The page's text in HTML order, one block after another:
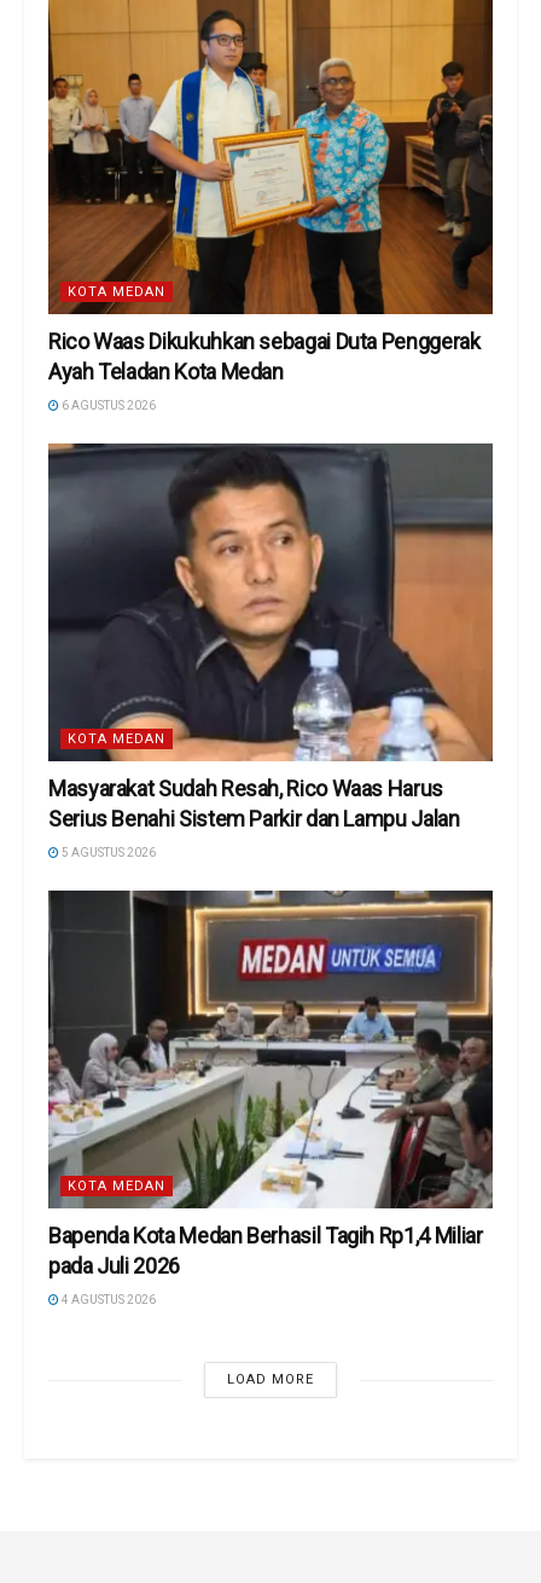
KOTA MEDAN
Rico Waas Dikukuhkan sebagai Duta Penggerak
Ayah Teladan Kota Medan
6 AGUSTUS 2026
KOTA MEDAN
Masyarakat Sudah Resah, Rico Waas Harus
Serius Benahi Sistem Parkir dan Lampu Jalan
5 AGUSTUS 2026
KOTA MEDAN
Bapenda Kota Medan Berhasil Tagih Rp1,4 Miliar
pada Juli 2026
4 AGUSTUS 2026
LOAD MORE